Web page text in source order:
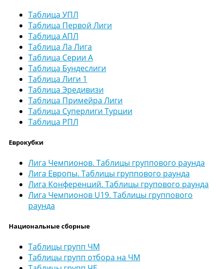
Таблица УПЛ
Таблица Первой Лиги
Таблица АПЛ
Таблица Ла Лига
Таблица Серии А
Таблица Бундеслиги
Таблица Лиги 1
Таблица Эредивизи
Таблица Примейра Лиги
Таблица Суперлиги Турции
Таблица РПЛ
Еврокубки
Лига Чемпионов. Таблицы группового раунда
Лига Европы. Таблицы группового раунда
Лига Конференций. Таблицы групового раунда
Лига Чемпионов U19. Таблицы группового
раунда
Национальные сборные
Таблицы групп ЧМ
Таблицы групп отбора на ЧМ